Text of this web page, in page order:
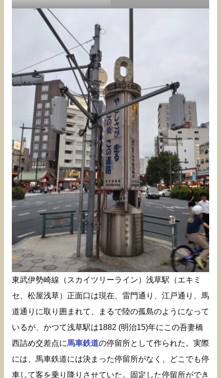
東武伊勢崎線（スカイツリーライン）浅草駅（エキミ
セ、松屋浅草）正面口は現在、雷門通り、江戸通り、馬
道通りに取り囲まれて、まるで陸の孤島のようになって
いるが、かつて浅草駅は1882 (明治15)年にこの吾妻橋
西詰め交差点に馬車鉄道の停留所として作られた。実際
には、馬車鉄道には決まった停留所がなく、どこでも停
車して客を乗り降りさせていた。固定した停留所ができ